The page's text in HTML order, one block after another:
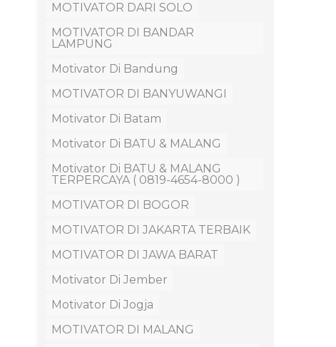
MOTIVATOR DARI SOLO
MOTIVATOR DI BANDAR
LAMPUNG
Motivator Di Bandung
MOTIVATOR DI BANYUWANGI
Motivator Di Batam
Motivator Di BATU & MALANG
Motivator Di BATU & MALANG
TERPERCAYA ( 0819-4654-8000 )
MOTIVATOR DI BOGOR
MOTIVATOR DI JAKARTA TERBAIK
MOTIVATOR DI JAWA BARAT
Motivator Di Jember
Motivator Di Jogja
MOTIVATOR DI MALANG